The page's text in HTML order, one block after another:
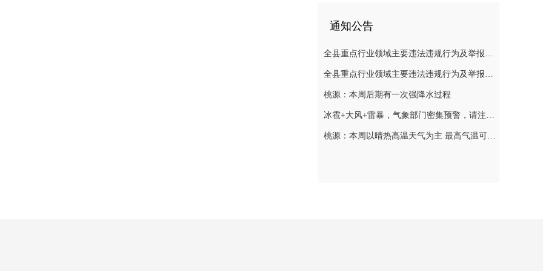
通知公告
全县重点行业领域主要违法违规行为及举报方式通告（五）
全县重点行业领域主要违法违规行为及举报方式通告（二）
桃源：本周后期有一次强降水过程
冰雹+大风+雷暴，气象部门密集预警，请注意防范
桃源：本周以晴热高温天气为主 最高气温可达39℃